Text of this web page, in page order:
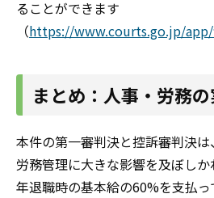
ることができます
（https://www.courts.go.jp/
まとめ：人事・労務
本件の第一審判決と控訴審判決
労務管理に大きな影響を及ぼし
年退職時の基本給の60%を支払